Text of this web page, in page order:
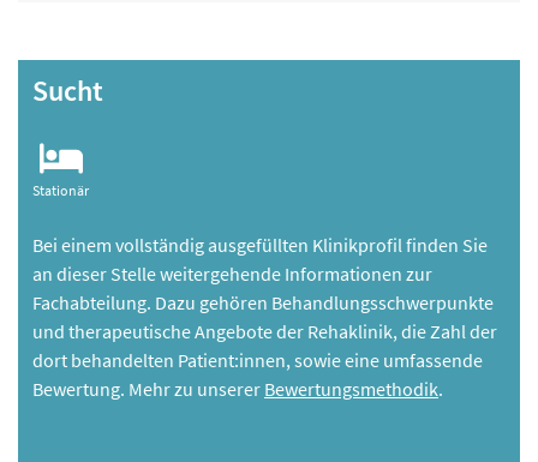
Sucht
Stationär
Bei einem vollständig ausgefüllten Klinikprofil finden Sie
an dieser Stelle weitergehende Informationen zur
Fachabteilung. Dazu gehören Behandlungsschwerpunkte
und therapeutische Angebote der Rehaklinik, die Zahl der
dort behandelten Patient:innen, sowie eine umfassende
Bewertung. Mehr zu unserer Bewertungsmethodik.